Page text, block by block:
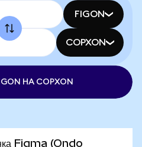
FIGON
COPXON
НА COPXON
Figma (Ondo